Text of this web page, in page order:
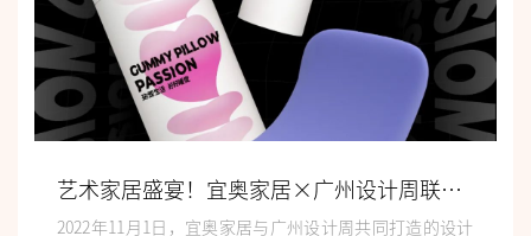
艺术家居盛宴！宜奥家居×广州设计周联名款「宜奥Q糖枕」火热来袭~
2022年11月1日，宜奥家居与广州设计周共同打造的设计